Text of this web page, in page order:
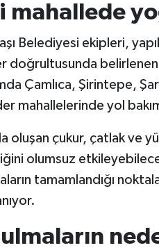
mahallede
Belediyesi ekipleri,
doğrultusunda belirlenen
Çamlıca, Şirintepe,
mahallelerinde yol
oluşan çukur, çatlak ve
olumsuz
tamamlandığı